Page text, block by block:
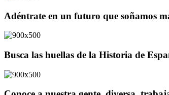
Adéntrate en un futuro que soñamos
Busca las huellas de la Historia de